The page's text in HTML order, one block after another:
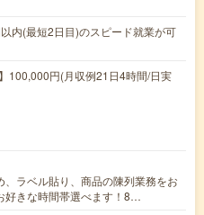
内(最短2日目)のスピード就業が可
円(月収例21日4時間/日実
、ラベル貼り、商品の陳列業務をお
好きな時間帯選べます！8…